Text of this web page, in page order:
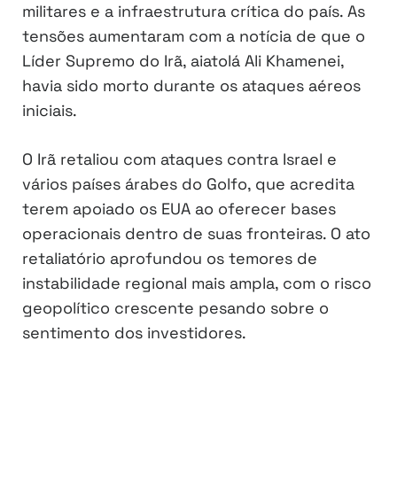
militares e a infraestrutura crítica do país. As
tensões aumentaram com a notícia de que o
Líder Supremo do Irã, aiatolá Ali Khamenei,
havia sido morto durante os ataques aéreos
iniciais.
O Irã retaliou com ataques contra Israel e
vários países árabes do Golfo, que acredita
terem apoiado os EUA ao oferecer bases
operacionais dentro de suas fronteiras. O ato
retaliatório aprofundou os temores de
instabilidade regional mais ampla, com o risco
geopolítico crescente pesando sobre o
sentimento dos investidores.